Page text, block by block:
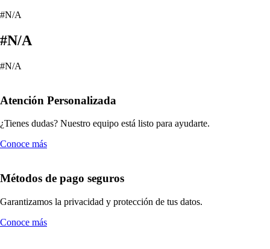
#N/A
#N/A
#N/A
Atención Personalizada
¿Tienes dudas? Nuestro equipo está listo para ayudarte.
Conoce más
Métodos de pago seguros
Garantizamos la privacidad y protección de tus datos.
Conoce más